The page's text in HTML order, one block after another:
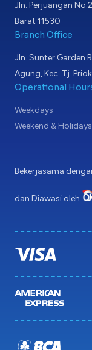
Jln. Perjuangan
Barat 11530
Branch Office
Jln. Sunter Garden
Agung, Kec. Tj.
Operational
Weekdays
Weekend & Holidays
Bekerjasama
dan Diawasi oleh